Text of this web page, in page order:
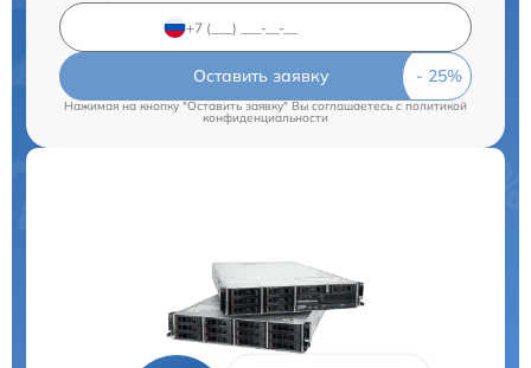
Оставить заявку
Нажимая на кнопку "Оставить заявку" Вы соглашаетесь c политикой
конфиденциальности